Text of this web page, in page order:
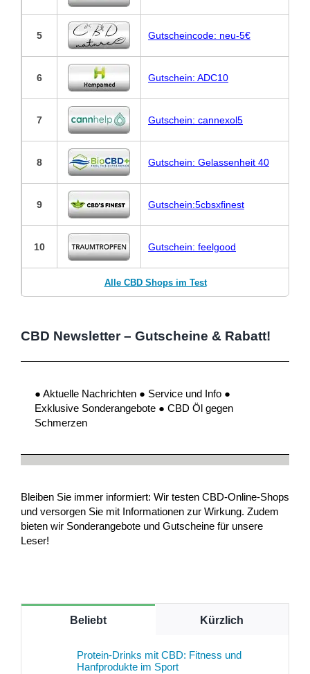
5 Gutscheincode: neu-5€
6 Gutschein: ADC10
7 Gutschein: cannexol5
8 Gutschein: Gelassenheit 40
9 Gutschein:5cbsxfinest
10 Gutschein: feelgood
Alle CBD Shops im Test
CBD Newsletter – Gutscheine & Rabatt!
● Aktuelle Nachrichten ● Service und Info ●
Exklusive Sonderangebote ● CBD Öl gegen
Schmerzen
Bleiben Sie immer informiert: Wir testen CBD-Online-Shops
und versorgen Sie mit Informationen zur Wirkung. Zudem
bieten wir Sonderangebote und Gutscheine für unsere
Leser!
Beliebt Kürzlich
Protein-Drinks mit CBD: Fitness und
Hanfprodukte im Sport